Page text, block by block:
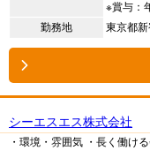
※賞与：
勤務地
東京都
シーエスエス株式会社
・環境・雰囲気 ・長く働け